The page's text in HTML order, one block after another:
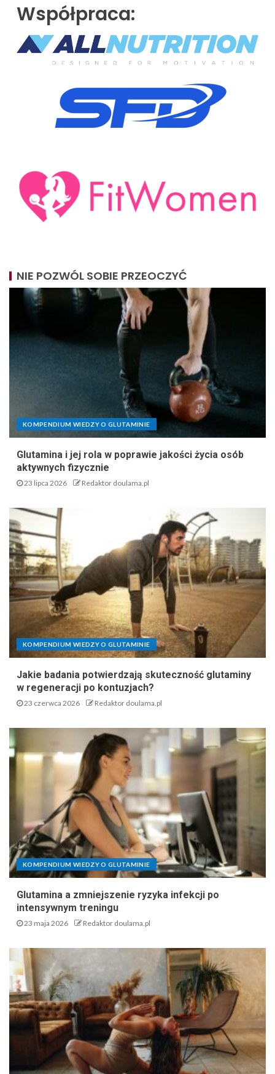
Współpraca:
NIE POZWÓL SOBIE PRZEOCZYĆ
KOMPENDIUM WIEDZY O GLUTAMINIE
Glutamina i jej rola w poprawie jakości życia osób
aktywnych fizycznie
23 lipca 2026 Redaktor doulama.pl
KOMPENDIUM WIEDZY O GLUTAMINIE
Jakie badania potwierdzają skuteczność glutaminy
w regeneracji po kontuzjach?
23 czerwca 2026 Redaktor doulama.pl
KOMPENDIUM WIEDZY O GLUTAMINIE
Glutamina a zmniejszenie ryzyka infekcji po
intensywnym treningu
23 maja 2026 Redaktor doulama.pl